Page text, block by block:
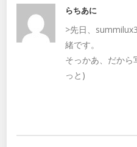
らちあに
>先日、
緒です。
そっかあ、だから
っと)